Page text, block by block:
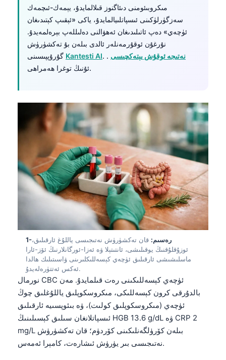
مىكروبىئومنى دىئاگنوز قىلالمايدۇ، يېمەك-ئىچمەك
سەزگۈرلۈكىنى ئىسپاتلىيالمايدۇ، ياكى «ئېقىپ كېتىدىغان
ئۈچەي» دەپ ئاتىلىدىغان ئەھۋالنى دەلىللەپ بېرەلمەيدۇ.
نۇرغۇن ئوقۇرمەنلەر ئالدى بىلەن بۇ تەكشۈرۈش
Kantesti AI. . نەتىجە ئوقۇش يېتەكچىسى
ئۇنىڭ توغرا ھەمراھى.
1-رەسىم: قان تەكشۈرۈش نەتىجىسى ياللۇغ ئارقىلىق،
ئوزۇقلۇقنىڭ يوقىلىشى، ئانتىتېلا ۋە ئەزا-ئورگانلارنىڭ ئۆز-ئارا
ماسلىشىشى ئارقىلىق ئۈچەي كېسەللىكلىرىنى ۋاسىتىلىك ھالدا
ئەكس ئەتتۈرەلەيدۇ.
نورمال CBC ئۈچەي كېسەللىكىنى رەت قىلمايدۇ. مەن
بالدۇرقى كرون كېسەللىكى، مىكروسكوپلىق ياللۇغلىق چوڭ
ئۈچەي (مىكروسكوپلىق كولىت)، ۋە بىئوپسىيە ئارقىلىق
ئىسپاتلانغان سىلىق كېسىلىنىڭ HGB 13.6 g/dL ۋە CRP 2
mg/L بىلەن كۆرۈلگەنلىكىنى كۆردۈم؛ قان تەكشۈرۈش
نەتىجىسى بىر يۈرۈش ئىشارەت، كامېرا ئەمەس.